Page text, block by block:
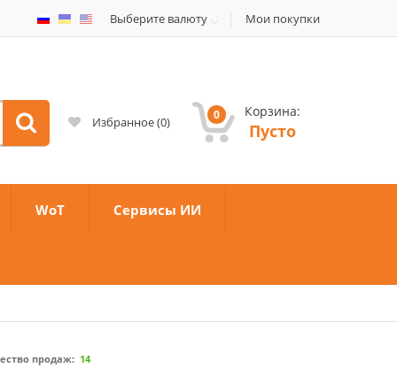
Выберите валюту Мои покупки
Избранное(0) 0 Корзина:
Пусто
WoT Сервисы ИИ
продаж: 14